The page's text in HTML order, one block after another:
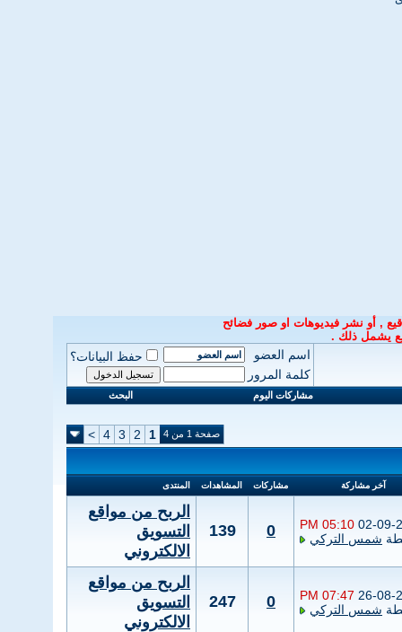
, أو نشر فيديوهات او صور فضائح
يشمل ذلك .
اسم العضو
حفظ البيانات؟
كلمة المرور
مشاركات اليوم البحث
صفحة 1 من 4 1
2
3
4
>
آخر مشاركة مشاركات المشاهدات المنتدى
02-09-
05:10 PM
شمس التركي 0
139
الربح من مواقع
التسويق
الالكتروني
26-08-
07:47 PM
شمس التركي 0
247
الربح من مواقع
التسويق
الالكتروني